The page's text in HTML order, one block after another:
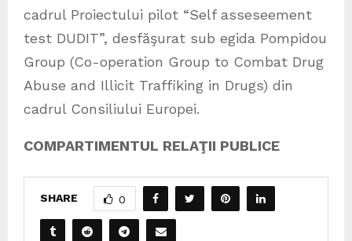
cadrul Proiectului pilot “Self asseseement
test DUDIT”, desfăşurat sub egida Pompidou
Group (Co-operation Group to Combat Drug
Abuse and Illicit Traffiking in Drugs) din
cadrul Consiliului Europei.
COMPARTIMENTUL RELAŢII PUBLICE
SHARE 0